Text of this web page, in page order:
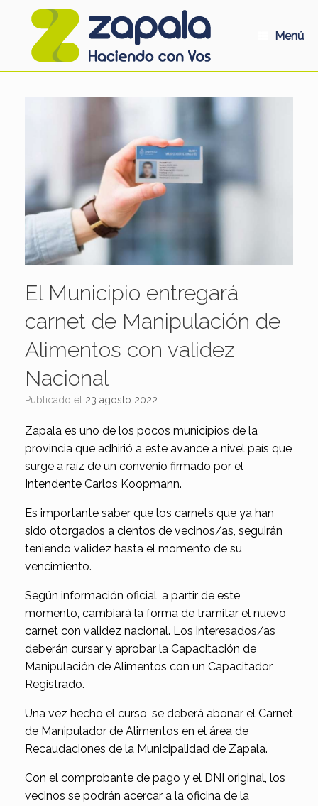
Menú
El Municipio entregará
carnet de Manipulación de
Alimentos con validez
Nacional
Publicado el 23 agosto 2022
Zapala es uno de los pocos municipios de la
provincia que adhirió a este avance a nivel país que
surge a raíz de un convenio firmado por el
Intendente Carlos Koopmann.
Es importante saber que los carnets que ya han
sido otorgados a cientos de vecinos/as, seguirán
teniendo validez hasta el momento de su
vencimiento.
Según información oficial, a partir de este
momento, cambiará la forma de tramitar el nuevo
carnet con validez nacional. Los interesados/as
deberán cursar y aprobar la Capacitación de
Manipulación de Alimentos con un Capacitador
Registrado.
Una vez hecho el curso, se deberá abonar el Carnet
de Manipulador de Alimentos en el área de
Recaudaciones de la Municipalidad de Zapala.
Con el comprobante de pago y el DNI original, los
vecinos se podrán acercar a la oficina de la